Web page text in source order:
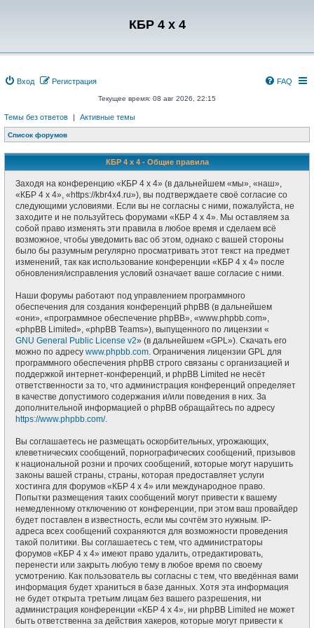
КБР 4 x 4
Вход Регистрация FAQ
Текущее время: 08 авг 2026, 22:15
Темы без ответов | Активные темы
Список форумов
КБР 4 x 4 - Общие правила
Заходя на конференцию «КБР 4 x 4» (в дальнейшем «мы», «наш»,
«КБР 4 x 4», «https://kbr4x4.ru»), вы подтверждаете своё согласие со
следующими условиями. Если вы не согласны с ними, пожалуйста, не
заходите и не пользуйтесь форумами «КБР 4 x 4». Мы оставляем за
собой право изменять эти правила в любое время и сделаем всё
возможное, чтобы уведомить вас об этом, однако с вашей стороны
было бы разумным регулярно просматривать этот текст на предмет
изменений, так как использование конференции «КБР 4 x 4» после
обновления/исправления условий означает ваше согласие с ними.
Наши форумы работают под управлением программного
обеспечения для создания конференций phpBB (в дальнейшем
«они», «программное обеспечение phpBB», «www.phpbb.com»,
«phpBB Limited», «phpBB Teams»), выпущенного по лицензии «
GNU General Public License v2» (в дальнейшем «GPL»). Скачать его
можно по адресу www.phpbb.com. Ограничения лицензии GPL для
программного обеспечения phpBB строго связаны с организацией и
поддержкой интернет-конференций, и phpBB Limited не несёт
ответственности за то, что администрация конференций определяет
в качестве допустимого содержания и/или поведения в них. За
дополнительной информацией о phpBB обращайтесь по адресу
https://www.phpbb.com/.
Вы соглашаетесь не размещать оскорбительных, угрожающих,
клеветнических сообщений, порнографических сообщений, призывов
к национальной розни и прочих сообщений, которые могут нарушить
законы вашей страны, страны, которая предоставляет услуги
хостинга для форумов «КБР 4 x 4» или международное право.
Попытки размещения таких сообщений могут привести к вашему
немедленному отключению от конференции, при этом ваш провайдер
будет поставлен в известность, если мы сочтём это нужным. IP-
адреса всех сообщений сохраняются для возможности проведения
такой политики. Вы соглашаетесь с тем, что администраторы
форумов «КБР 4 x 4» имеют право удалить, отредактировать,
перенести или закрыть любую тему в любое время по своему
усмотрению. Как пользователь вы согласны с тем, что введённая вами
информация будет храниться в базе данных. Хотя эта информация
не будет открыта третьим лицам без вашего разрешения, ни
администрация конференции «КБР 4 x 4», ни phpBB Limited не может
быть ответственна за действия хакеров, которые могут привести к